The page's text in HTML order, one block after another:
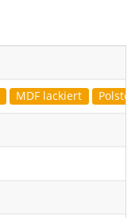
MDF lackiert Polster